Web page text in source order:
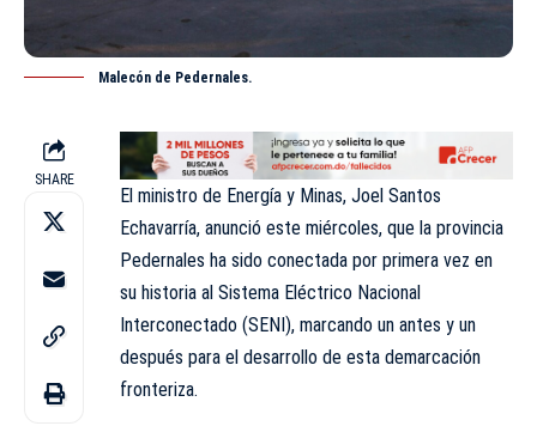
Malecón de Pedernales.
SHARE
El ministro de Energía y Minas, Joel Santos
Echavarría, anunció este miércoles, que la provincia
Pedernales ha sido conectada por primera vez en
su historia al Sistema Eléctrico Nacional
Interconectado (SENI), marcando un antes y un
después para el desarrollo de esta demarcación
fronteriza.